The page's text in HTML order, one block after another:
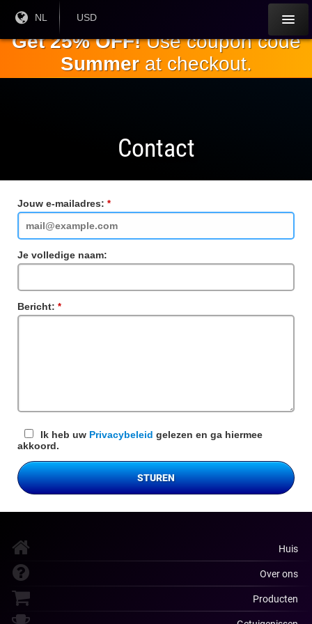
Huidige
NL
Huidige
USD
Get 25% OFF!Use coupon code
Summerat checkout.
Contact
Jouw e-mailadres:
veld
Je volledige naam:
Bericht:
veld
Ik heb uw Privacybeleid gelezen en ga hiermee
akkoord.
STUREN
Huis
Over ons
Producten